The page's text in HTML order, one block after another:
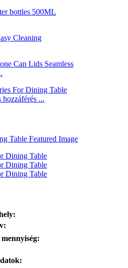
...